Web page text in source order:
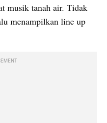
musik tanah air. Tidak
menampilkan line up